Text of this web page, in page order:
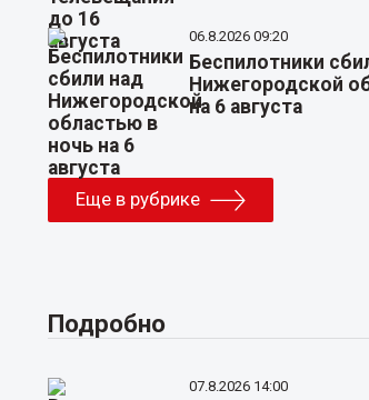
06.8.2026 09:20
Беспилотники
Нижегородской
на 6 августа
Еще в рубрике
Подробно
07.8.2026 14:00